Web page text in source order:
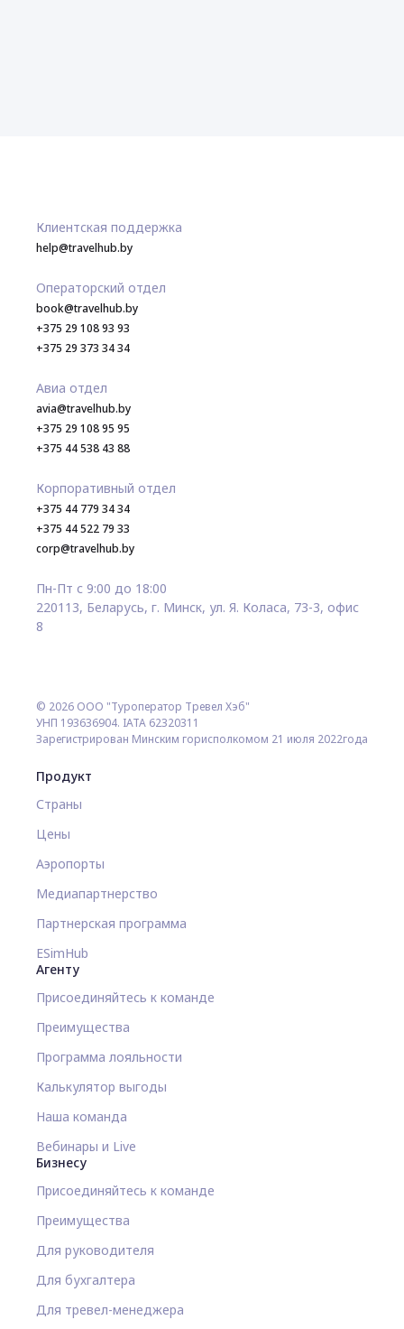
Клиентская поддержка
help@travelhub.by
Операторский отдел
book@travelhub.by
+375 29 108 93 93
+375 29 373 34 34
Авиа отдел
avia@travelhub.by
+375 29 108 95 95
+375 44 538 43 88
Корпоративный отдел
+375 44 779 34 34
+375 44 522 79 33
corp@travelhub.by
Пн-Пт с 9:00 до 18:00
220113, Беларусь, г. Минск, ул. Я. Коласа, 73-3, офис
8
© 2026 ООО "Туроператор Тревел Хэб"
УНП 193636904. IATA 62320311
Зарегистрирован Минским горисполкомом 21 июля 2022года
Продукт
Страны
Цены
Аэропорты
Медиапартнерство
Партнерская программа
ESimHub
Агенту
Присоединяйтесь к команде
Преимущества
Программа лояльности
Калькулятор выгоды
Наша команда
Вебинары и Live
Бизнесу
Присоединяйтесь к команде
Преимущества
Для руководителя
Для бухгалтера
Для тревел-менеджера